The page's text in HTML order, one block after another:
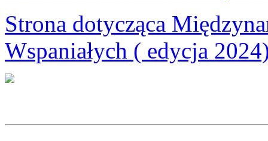
Strona dotycząca
Wspaniałych ( edycja